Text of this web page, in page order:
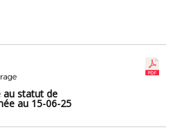
au statut de
au 15-06-25